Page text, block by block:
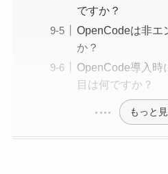
ですか？
OpenCodeは非エ
か？
OpenCode導入時
目は何ですか？
もっと